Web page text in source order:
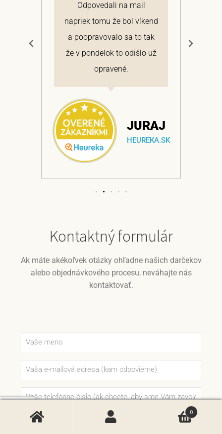
Odpovedali na mail
napriek tomu že bol víkend
a poopravovalo sa to tak
že v pondelok to odišlo už
opravené.
JURAJ
HEUREKA.SK
Kontaktný formulár
Ak máte akékoľvek otázky ohľadne našich darčekov
alebo objednávkového procesu, neváhajte nás
kontaktovať.
0